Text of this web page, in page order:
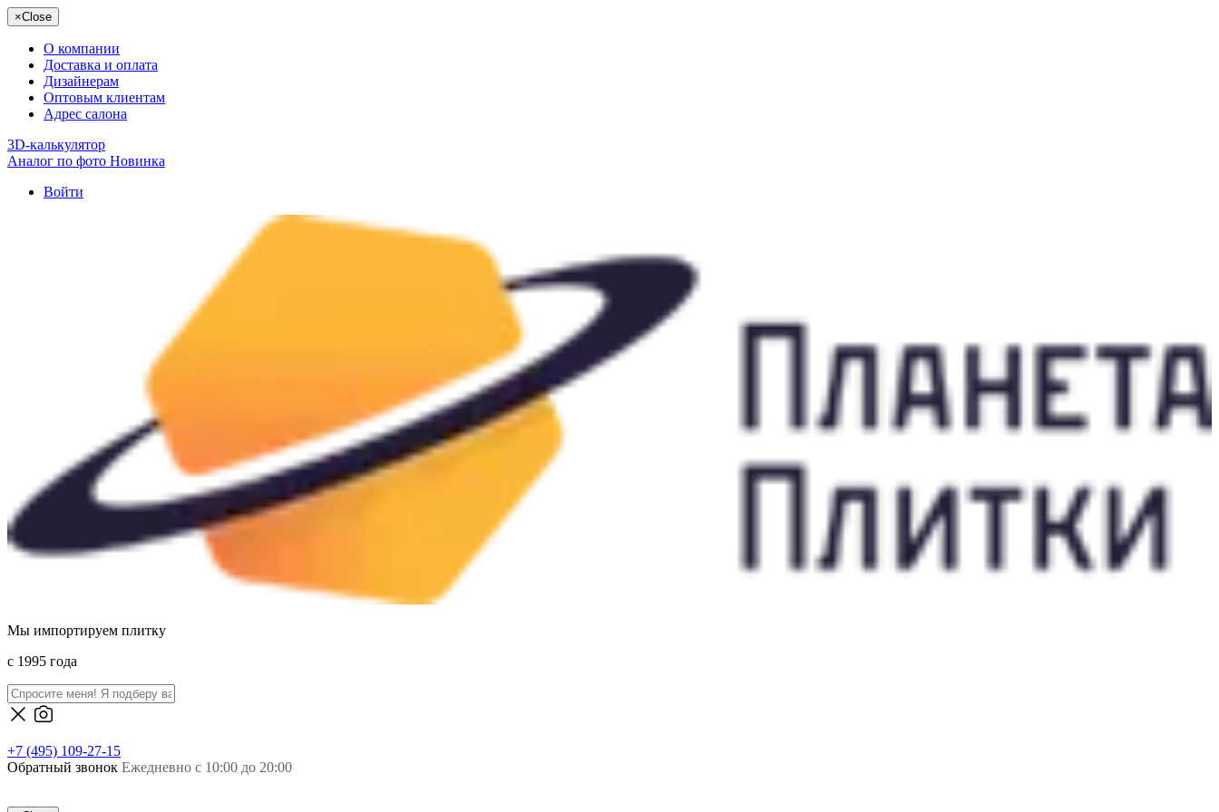
×Close
О компании
Доставка и оплата
Дизайнерам
Оптовым клиентам
Адрес салона
3D-калькулятор
Аналог по фото Новинка
Войти
Мы импортируем плитку
c 1995 года
+7 (495) 109-27-15
Обратный звонок Ежедневно с 10:00 до 20:00